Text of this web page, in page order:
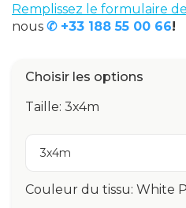
Remplissez le formulaire
nous ✆ +33 188 55 00 66!
Choisir les options
Taille: 3x4m
3x4m
Couleur du tissu: White